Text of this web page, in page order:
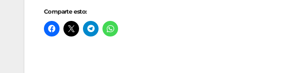
Comparte esto: